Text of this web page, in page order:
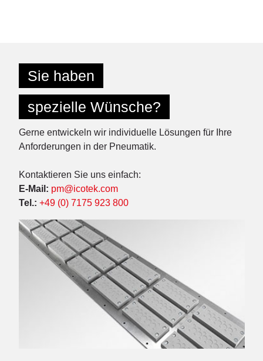
Sie haben
spezielle Wünsche?
Gerne entwickeln wir individuelle Lösungen für Ihre
Anforderungen in der Pneumatik.
Kontaktieren Sie uns einfach:
E-Mail: pm@icotek.com
Tel.: +49 (0) 7175 923 800